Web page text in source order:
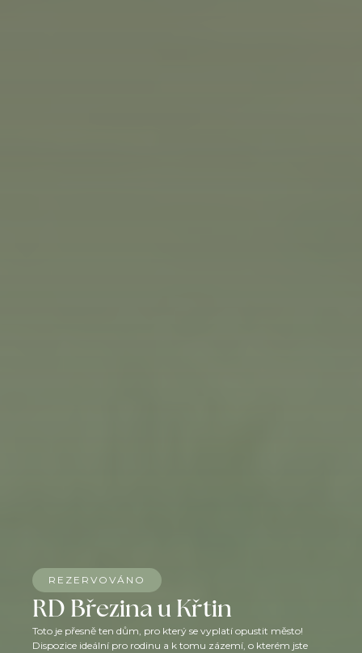
REZERVOVÁNO
RD Březina u Křtin
Toto je přesně ten dům, pro který se vyplatí opustit město!
Dispozice ideální pro rodinu a k tomu zázemí, o kterém jste